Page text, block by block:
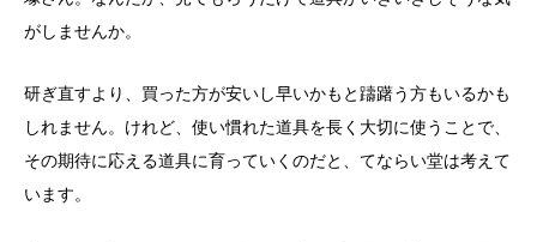
がしませんか。
研ぎ直すより、買った方が安いし早いかもと躊躇う方もいるかも
しれません。けれど、使い慣れた道具を長く大切に使うことで、
その期待に応える道具に育っていくのだと、てならい堂は考えて
います。